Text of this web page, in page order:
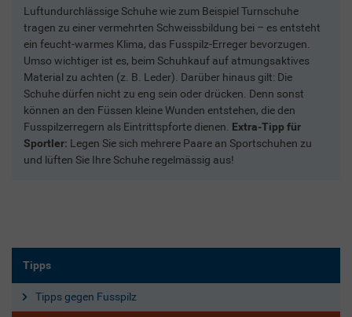
Luftundurchlässige Schuhe wie zum Beispiel Turnschuhe
tragen zu einer vermehrten Schweissbildung bei – es entsteht
ein feucht-warmes Klima, das Fusspilz-Erreger bevorzugen.
Umso wichtiger ist es, beim Schuhkauf auf atmungsaktives
Material zu achten (z. B. Leder). Darüber hinaus gilt: Die
Schuhe dürfen nicht zu eng sein oder drücken. Denn sonst
können an den Füssen kleine Wunden entstehen, die den
Fusspilzerregern als Eintrittspforte dienen. Extra-Tipp für
Sportler: Legen Sie sich mehrere Paare an Sportschuhen zu
und lüften Sie Ihre Schuhe regelmässig aus!
Tipps
Tipps gegen Fusspilz